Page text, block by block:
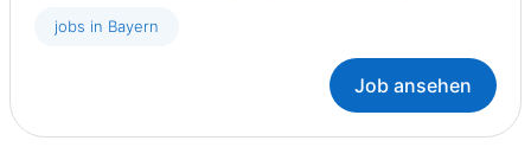
jobs in Bayern
Job ansehen